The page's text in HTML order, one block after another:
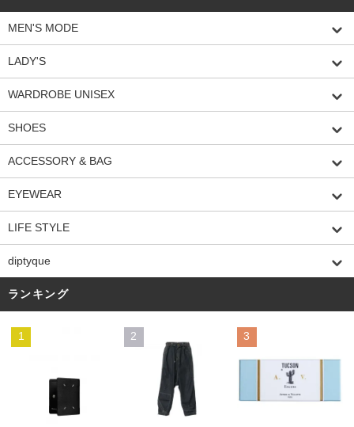
MEN'S MODE
LADY'S
WARDROBE UNISEX
SHOES
ACCESSORY & BAG
EYEWEAR
LIFE STYLE
diptyque
ランキング
1 2 3